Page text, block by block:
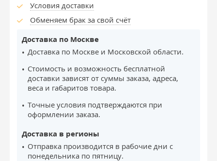
Условия доставки
Обменяем брак за свой счёт
Доставка по Москве
Доставка по Москве и Московской области.
Стоимость и возможность бесплатной
доставки зависят от суммы заказа, адреса,
веса и габаритов товара.
Точные условия подтверждаются при
оформлении заказа.
Доставка в регионы
Отправка производится в рабочие дни с
понедельника по пятницу.